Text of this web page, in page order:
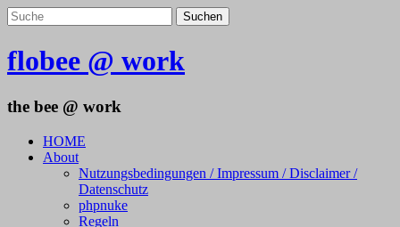
flobee @ work
the bee @ work
HOME
About
Nutzungsbedingungen / Impressum / Disclaimer /
Datenschutz
phpnuke
Regeln